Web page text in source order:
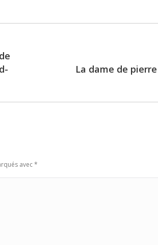
La dame de
avec*